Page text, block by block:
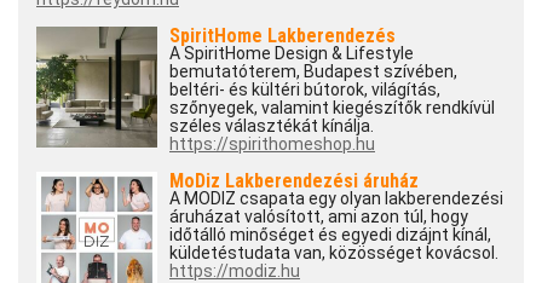
SpiritHome Lakberendezés
A SpiritHome Design & Lifestyle
bemutatóterem, Budapest szívében,
beltéri- és kültéri bútorok, világítás,
szőnyegek, valamint kiegészítők rendkívül
széles választékát kínálja.
https://spirithomeshop.hu
MoDiz Lakberendezési áruház
A MODIZ csapata egy olyan lakberendezési
áruházat valósított, ami azon túl, hogy
időtálló minőséget és egyedi dizájnt kínál,
küldetéstudata van, közösséget kovácsol.
https://modiz.hu